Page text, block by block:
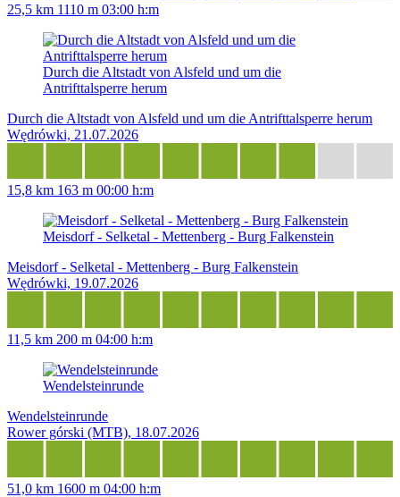
25,5 km 1110 m 03:00 h:m
Durch die Altstadt von Alsfeld und um die
Antrifttalsperre herum
Durch die Altstadt von Alsfeld und um die Antrifttalsperre herum
Wędrówki, 21.07.2026
15,8 km 163 m 00:00 h:m
Meisdorf - Selketal - Mettenberg - Burg Falkenstein
Meisdorf - Selketal - Mettenberg - Burg Falkenstein
Wędrówki, 19.07.2026
11,5 km 200 m 04:00 h:m
Wendelsteinrunde
Wendelsteinrunde
Rower górski (MTB), 18.07.2026
51,0 km 1600 m 04:00 h:m